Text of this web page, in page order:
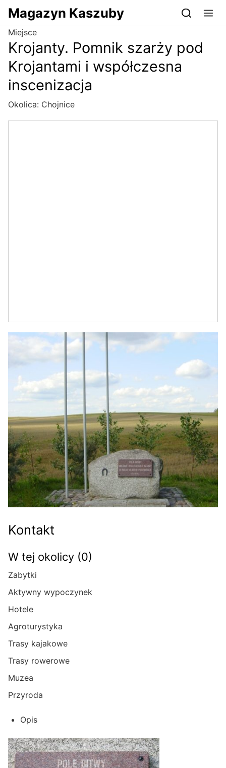
Przejdź do serwisu magazynkaszuby.pl
Magazyn Kaszuby
Miejsce
Krojanty. Pomnik szarży pod
Krojantami i współczesna
inscenizacja
Okolica: Chojnice
Kontakt
W tej okolicy (0)
Zabytki
Aktywny wypoczynek
Hotele
Agroturystyka
Trasy kajakowe
Trasy rowerowe
Muzea
Przyroda
Opis